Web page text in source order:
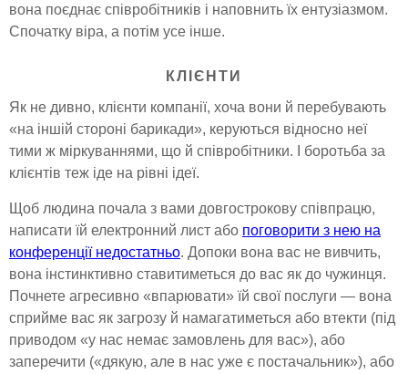
вона поєднає співробітників і наповнить їх ентузіазмом.
Спочатку віра, а потім усе інше.
КЛІЄНТИ
Як не дивно, клієнти компанії, хоча вони й перебувають
«на іншій стороні барикади», керуються відносно неї
тими ж міркуваннями, що й співробітники. І боротьба за
клієнтів теж іде на рівні ідеї.
Щоб людина почала з вами довгострокову співпрацю,
написати їй електронний лист або поговорити з нею на
конференції недостатньо. Допоки вона вас не вивчить,
вона інстинктивно ставитиметься до вас як до чужинця.
Почнете агресивно «впарювати» їй свої послуги — вона
сприйме вас як загрозу й намагатиметься або втекти (під
приводом «у нас немає замовлень для вас»), або
заперечити («дякую, але в нас уже є постачальник»), або